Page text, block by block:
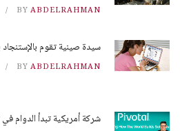
BY ABDELRAHMAN
سيدة صينية تقوم بالإستنجاد
BY ABDELRAHMAN
شركة أمريكية تبدأ الدوام في تمام الساعة